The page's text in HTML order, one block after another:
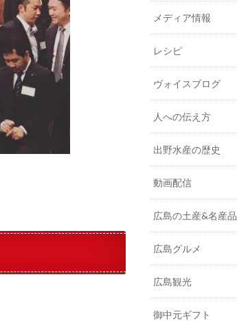
メディア情報
レシピ
ヴォイスブログ
人への伝え方
出野水産の歴史
動画配信
広島の土産&名産品
広島グルメ
広島観光
御中元ギフト